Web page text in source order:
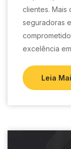
clientes. Mais
seguradoras
excelência
Leia